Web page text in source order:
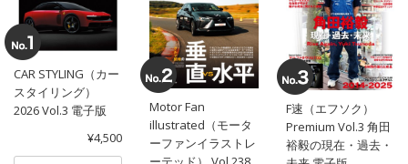
CAR STYLING（カー
スタイリング）
2026 Vol.3 電子版
¥4,500
Motor Fan
illustrated（モータ
ーファンイラストレ
F速（エフソク）
Premium Vol.3 角田
裕毅の現在・過去・